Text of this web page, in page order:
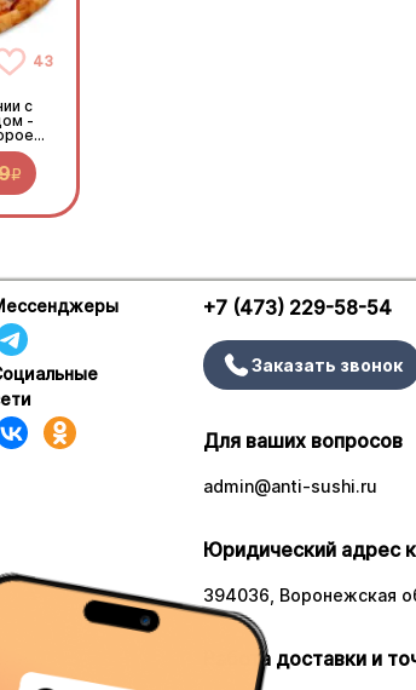
43
с
-
R
+7 (473) 229-58-54
Заказать звонок
Для ваших вопросов
admin@anti-sushi.ru
Юридический адрес
394036, Воронежская
Работа доставки и